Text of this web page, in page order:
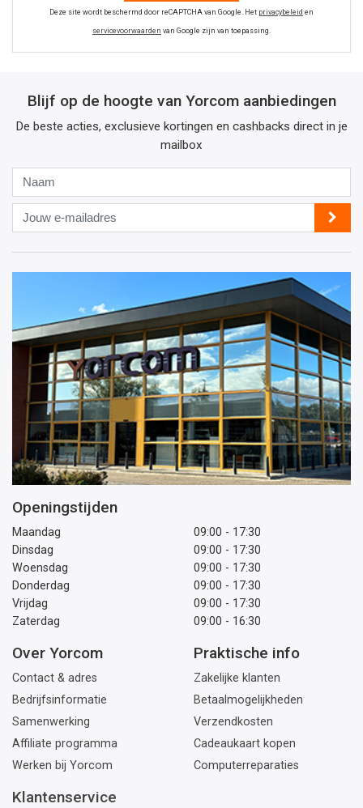
Deze site wordt beschermd door reCAPTCHA van Google. Het privacybeleid en
servicevoorwaarden van Google zijn van toepassing.
Blijf op de hoogte van Yorcom aanbiedingen
De beste acties, exclusieve kortingen en cashbacks direct in je
mailbox
Jouw
e-
mailadres
Openingstijden
Maandag
09:00 - 17:30
Dinsdag
09:00 - 17:30
Woensdag
09:00 - 17:30
Donderdag
09:00 - 17:30
Vrijdag
09:00 - 17:30
Zaterdag
09:00 - 16:30
Over Yorcom
Contact & adres
Bedrijfsinformatie
Samenwerking
Affiliate programma
Werken bij Yorcom
Praktische info
Zakelijke klanten
Betaalmogelijkheden
Verzendkosten
Cadeaukaart kopen
Computerreparaties
Klantenservice